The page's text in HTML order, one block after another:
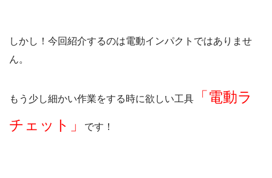
しかし！今回紹介するのは電動インパクトではありませ
ん。
もう少し細かい作業をする時に欲しい工具
「電動ラ
チェット」
です！